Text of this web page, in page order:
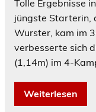
Tolle Ergebnisse
jüngste Starterin,
Wurster, kam im
verbesserte sich
(1,14m) im 4-
Weiterlesen